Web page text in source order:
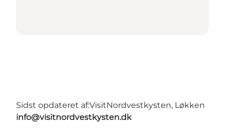
Sidst opdateret af:VisitNordvestkysten, Løkken
info@visitnordvestkysten.dk